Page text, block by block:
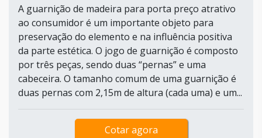
A guarnição de madeira para porta preço atrativo
ao consumidor é um importante objeto para
preservação do elemento e na influência positiva
da parte estética. O jogo de guarnição é composto
por três peças, sendo duas “pernas” e uma
cabeceira. O tamanho comum de uma guarnição é
duas pernas com 2,15m de altura (cada uma) e um...
Cotar agora